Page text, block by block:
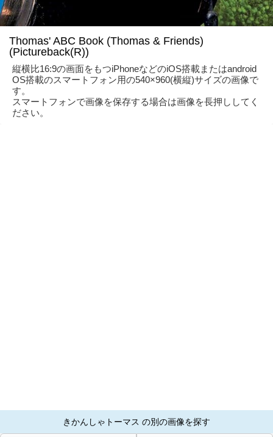
Thomas' ABC Book (Thomas & Friends)
(Pictureback(R))
縦横比16:9の画面をもつiPhoneなどのiOS搭載またはandroid
OS搭載のスマートフォン用の540×960(横縦)サイズの画像で
す。
スマートフォンで画像を保存する場合は画像を長押ししてく
ださい。
きかんしゃトーマス の別の画像を探す